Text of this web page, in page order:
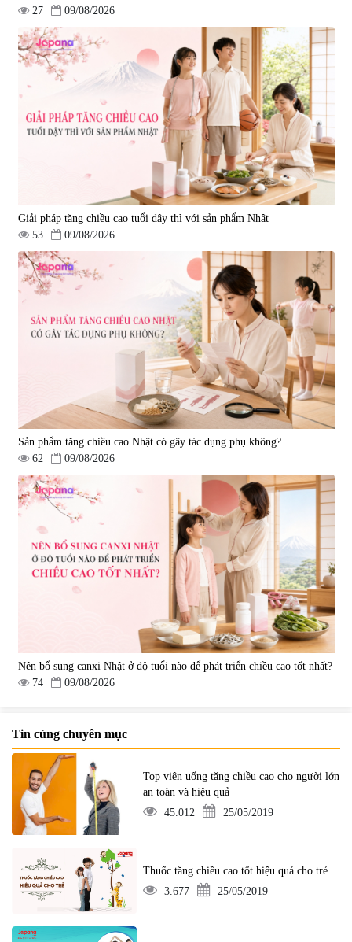
27 09/08/2026
Giải pháp tăng chiều cao tuổi dậy thì với sản phẩm Nhật
53
09/08/2026
Sản phẩm tăng chiều cao Nhật có gây tác dụng phụ không?
62
09/08/2026
Nên bổ sung canxi Nhật ở độ tuổi nào để phát triển chiều cao tốt nhất?
74
09/08/2026
Tin cùng chuyên mục
Top viên uống tăng chiều cao cho người lớn
an toàn và hiệu quả
45.012
25/05/2019
Thuốc tăng chiều cao tốt hiệu quả cho trẻ
3.677
25/05/2019